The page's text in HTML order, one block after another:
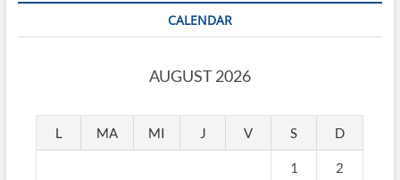
CALENDAR
AUGUST 2026
L MA MI J V S D
1 2